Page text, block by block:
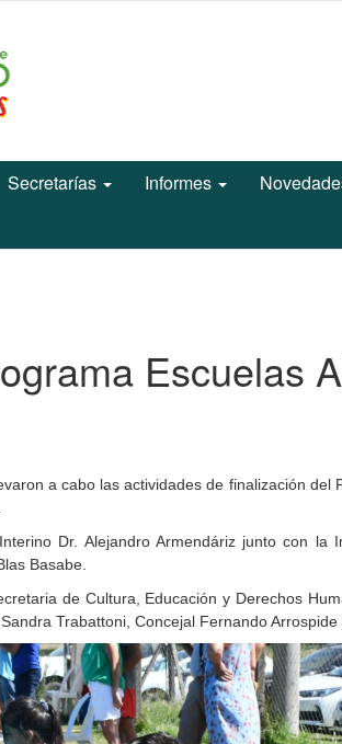
Secretarías Informes
Escuelas
a cabo las actividades de finalización del
Dr. Alejandro Armendáriz junto con
Basabe.
de Cultura, Educación y Derechos
Trabattoni, Concejal Fernando Arrospide